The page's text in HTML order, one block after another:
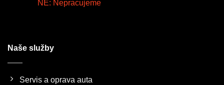
NE: Nepracujeme
Naše služby
Servis a oprava auta